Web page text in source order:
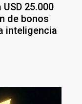
25.000
de bonos
inteligencia